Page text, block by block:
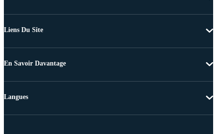
Liens Du Site
En Savoir Davantage
Langues